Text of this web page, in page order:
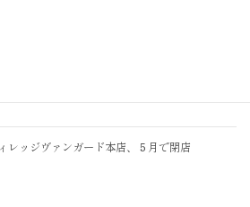
レッジヴァンガード本店、５月で閉店